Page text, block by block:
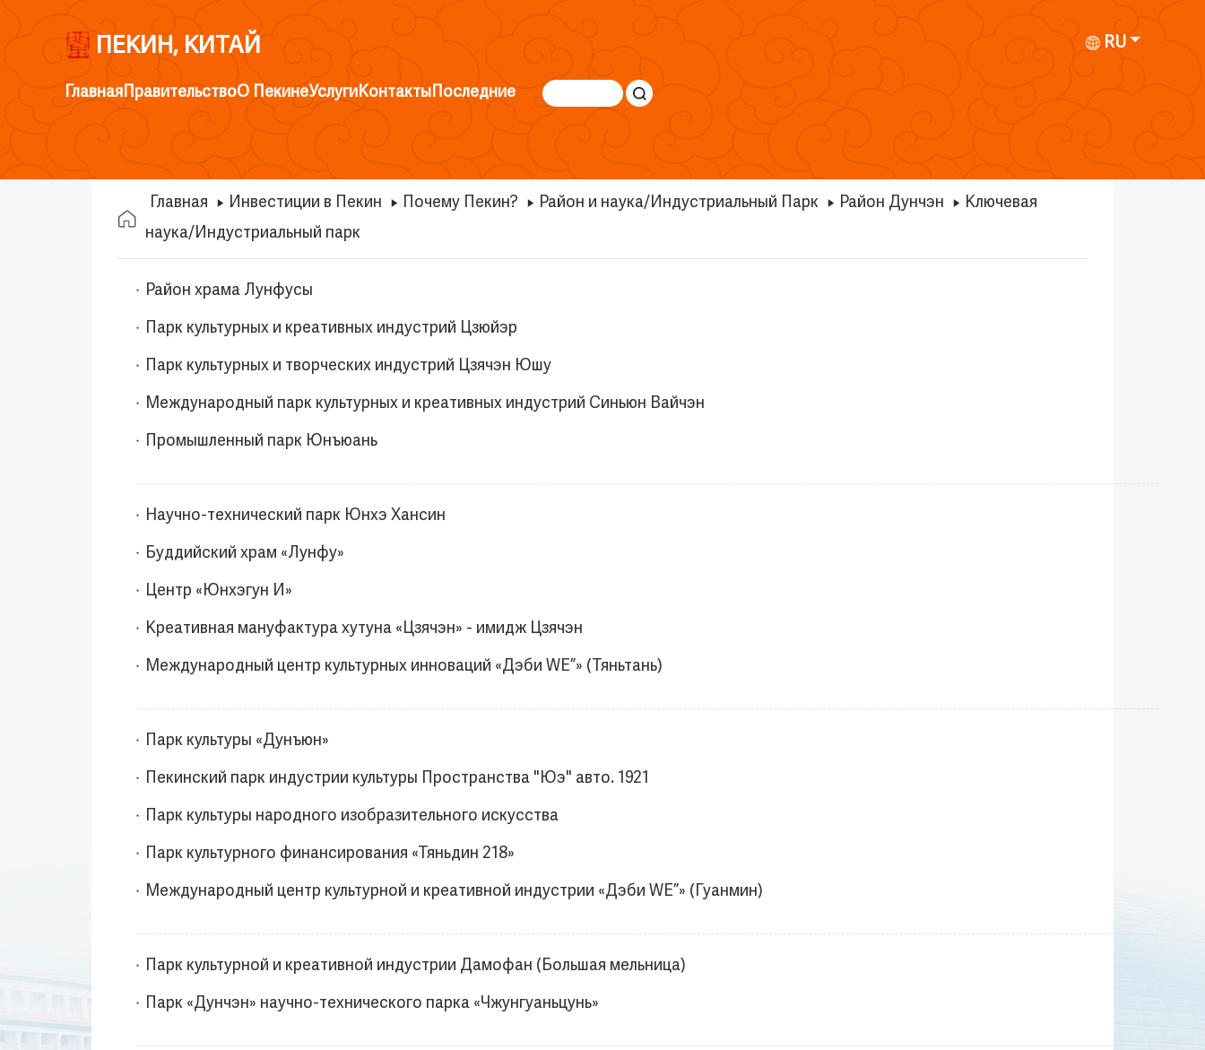
ПЕКИН, КИТАЙ RU
ГлавнаяПравительствоО ПекинеУслугиКонтактыПоследние
Главная Инвестиции в Пекин Почему Пекин? Район и наука/Индустриальный Парк Район Дунчэн
Ключевая
наука/Индустриальный парк
Район храма Лунфусы
Парк культурных и креативных индустрий Цзюйэр
Парк культурных и творческих индустрий Цзячэн Юшу
Международный парк культурных и креативных индустрий Синьюн Вайчэн
Промышленный парк Юнъюань
Научно-технический парк Юнхэ Хансин
Буддийский храм «Лунфу»
Центр «Юнхэгун И»
Креативная мануфактура хутуна «Цзячэн» - имидж Цзячэн
Международный центр культурных инноваций «Дэби WE”» (Тяньтань)
Парк культуры «Дунъюн»
Пекинский парк индустрии культуры Пространства "Юэ" авто. 1921
Парк культуры народного изобразительного искусства
Парк культурного финансирования «Тяньдин 218»
Международный центр культурной и креативной индустрии «Дэби WE”» (Гуанмин)
Парк культурной и креативной индустрии Дамофан (Большая мельница)
Парк «Дунчэн» научно-технического парка «Чжунгуаньцунь»